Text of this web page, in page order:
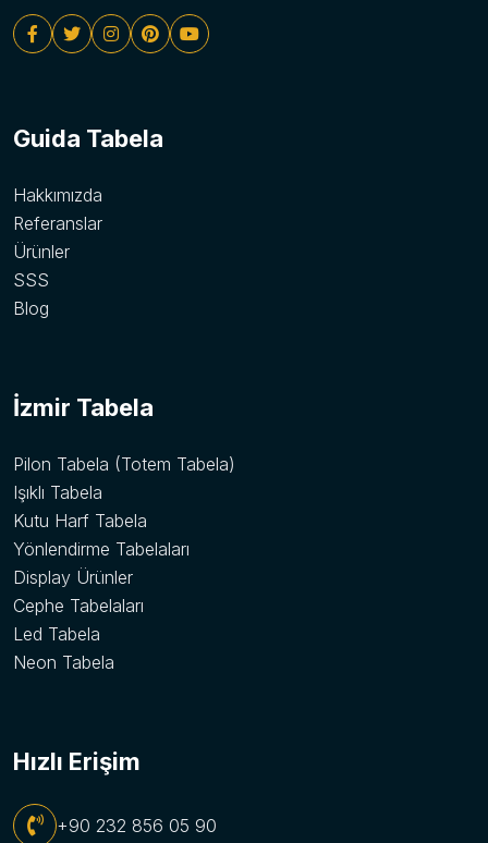
Guida Tabela
Hakkımızda
Referanslar
Ürünler
SSS
Blog
İzmir Tabela
Pilon Tabela (Totem Tabela)
Işıklı Tabela
Kutu Harf Tabela
Yönlendirme Tabelaları
Display Ürünler
Cephe Tabelaları
Led Tabela
Neon Tabela
Hızlı Erişim
+90 232 856 05 90